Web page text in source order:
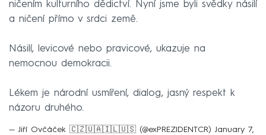
ničením kulturního dědictví. Nyní jsme byli svědky násilí
a ničení přímo v srdci země.
Násilí, levicové nebo pravicové, ukazuje na
nemocnou demokracii.
Lékem je národní usmíření, dialog, jasný respekt k
názoru druhého.
— Jiří Ovčáček 🇨🇿🇺🇦🇮🇱🇺🇸 (@exPREZIDENTCR) January 7,